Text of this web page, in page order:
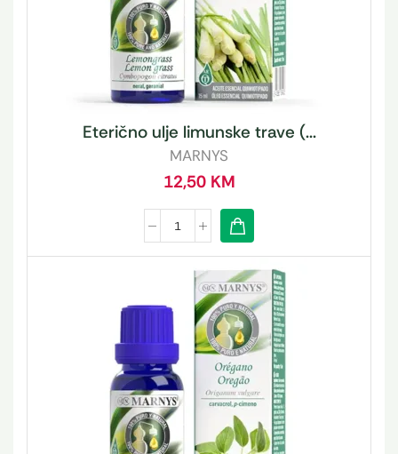
Eterično ulje limunske trave (...
MARNYS
12,50 KM